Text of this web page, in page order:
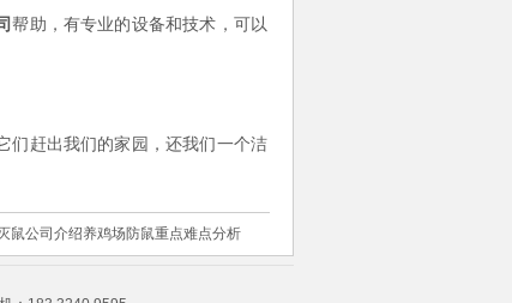
帮助，有专业的设备和技术，可以
们赶出我们的家园，还我们一个洁
鼠公司介绍养鸡场防鼠重点难点分析